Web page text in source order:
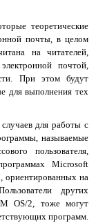
теоретические
почты, в целом
на читателей,
почтой,
При этом будут
для выполнения тех
для работы с
называемые
пользователя,
Microsoft
ориентированных на
других
OS/2, тоже могут
программ.